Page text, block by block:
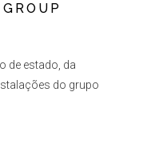
de estado, da
do grupo